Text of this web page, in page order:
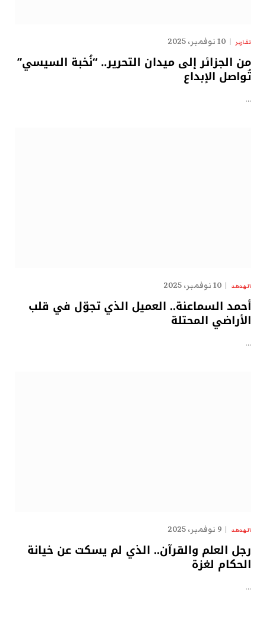
تقارير 10 نوفمبر، 2025
من الجزائر إلى ميدان التحرير.. “نُخبة السيسي”
تُواصل الإبداع
…
الهدهد 10 نوفمبر، 2025
أحمد السماعنة.. العميل الذي تجوّل في قلب
الأراضي المحتلة
…
الهدهد 9 نوفمبر، 2025
رجل العلم والقرآن.. الذي لم يسكت عن خيانة
الحكام لغزة
…